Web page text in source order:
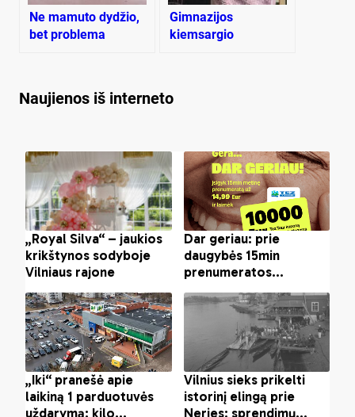
Ne mamuto dydžio,
bet problema
Gimnazijos
kiemsargio
Naujienos iš interneto